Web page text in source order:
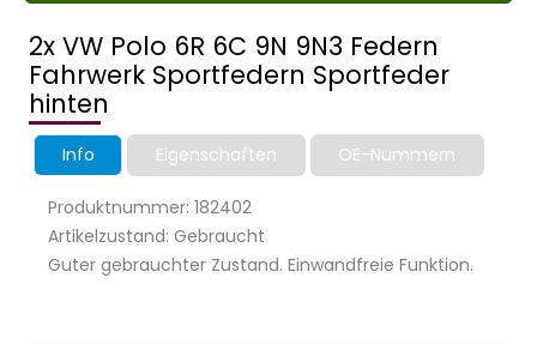
2x VW Polo 6R 6C 9N 9N3 Federn
Fahrwerk Sportfedern Sportfeder
hinten
Info Eigenschaften OE-Nummern
Produktnummer: 182402
Artikelzustand: Gebraucht
Guter gebrauchter Zustand. Einwandfreie Funktion.